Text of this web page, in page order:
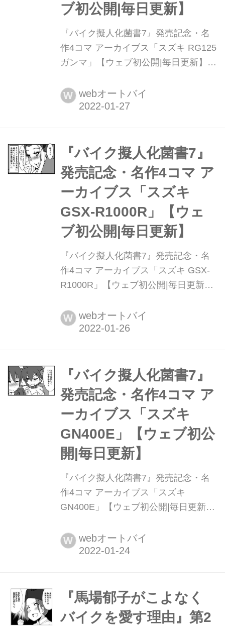
ブ初公開|毎日更新】
『バイク擬人化菌書7』発売記念・名
作4コマ アーカイブス「スズキ RG125
ガンマ」【ウェブ初公開|毎日更新】 2
〈『バイク擬人化菌書7』発売記念・
名作4コマ アーカイブス〉は、本日最
W webオートバイ
『バイク擬人化菌書7』
発売記念・名作4コマ ア
ーカイブス「スズキ
GSX-R1000R」【ウェ
ブ初公開|毎日更新】
『バイク擬人化菌書7』発売記念・名
作4コマ アーカイブス「スズキ GSX-
R1000R」【ウェブ初公開|毎日更新】
秀吉)大好評発売中!
W webオートバイ
『バイク擬人化菌書7』
発売記念・名作4コマ ア
ーカイブス「スズキ
GN400E」【ウェブ初公
開|毎日更新】
『バイク擬人化菌書7』発売記念・名
作4コマ アーカイブス「スズキ
GN400E」【ウェブ初公開|毎日更新】
秀吉)大好評発売中!
W webオートバイ
『馬場郁子がこよなく
バイクを愛す理由』第2